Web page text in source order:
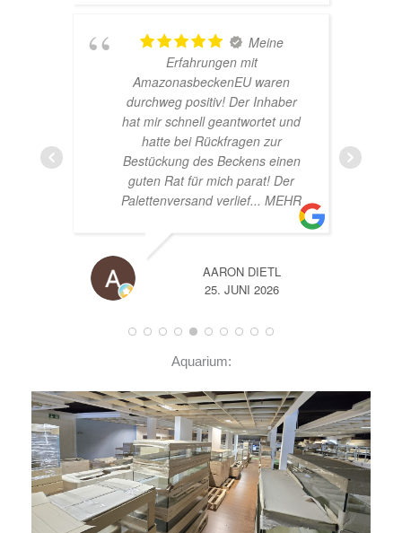
Meine
Erfahrungen mit
AmazonasbeckenEU waren
durchweg positiv! Der Inhaber
hat mir schnell geantwortet und
hatte bei Rückfragen zur
Bestückung des Beckens einen
guten Rat für mich parat! Der
Palettenversand verlief... MEHR
AARON DIETL
25. JUNI 2026
Aquarium: